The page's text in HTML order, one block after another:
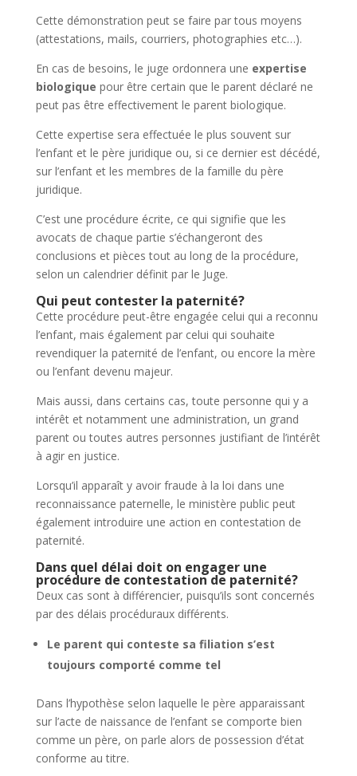
Cette démonstration peut se faire par tous moyens
(attestations, mails, courriers, photographies etc…).
En cas de besoins, le juge ordonnera une expertise
biologique pour être certain que le parent déclaré ne
peut pas être effectivement le parent biologique.
Cette expertise sera effectuée le plus souvent sur
l’enfant et le père juridique ou, si ce dernier est décédé,
sur l’enfant et les membres de la famille du père
juridique.
C’est une procédure écrite, ce qui signifie que les
avocats de chaque partie s’échangeront des
conclusions et pièces tout au long de la procédure,
selon un calendrier définit par le Juge.
Qui peut contester la paternité?
Cette procédure peut-être engagée celui qui a reconnu
l’enfant, mais également par celui qui souhaite
revendiquer la paternité de l’enfant, ou encore la mère
ou l’enfant devenu majeur.
Mais aussi, dans certains cas, toute personne qui y a
intérêt et notamment une administration, un grand
parent ou toutes autres personnes justifiant de l’intérêt
à agir en justice.
Lorsqu’il apparaît y avoir fraude à la loi dans une
reconnaissance paternelle, le ministère public peut
également introduire une action en contestation de
paternité.
Dans quel délai doit on engager une
procédure de contestation de paternité?
Deux cas sont à différencier, puisqu’ils sont concernés
par des délais procéduraux différents.
Le parent qui conteste sa filiation s’est
toujours comporté comme tel
Dans l’hypothèse selon laquelle le père apparaissant
sur l’acte de naissance de l’enfant se comporte bien
comme un père, on parle alors de possession d’état
conforme au titre.